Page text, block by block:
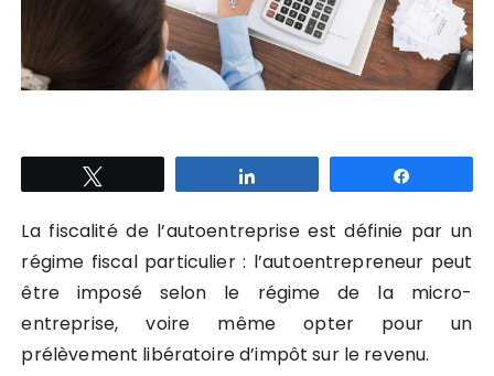
La fiscalité de l’autoentreprise est définie par un
régime fiscal particulier : l’autoentrepreneur peut
être imposé selon le régime de la micro-
entreprise, voire même opter pour un
prélèvement libératoire d’impôt sur le revenu.